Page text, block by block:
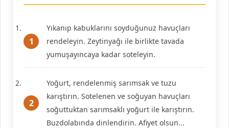
Yıkanıp kabuklarını soyduğunuz havuçları
rendeleyin. Zeytinyağı ile birlikte tavada
yumuşayıncaya kadar soteleyin.
Yoğurt, rendelenmiş sarımsak ve tuzu
karıştırın. Sotelenen ve soğuyan havuçları
soğuttuktan sarımsaklı yoğurt ile karıştırın.
Buzdolabında dinlendirin. Afiyet olsun...